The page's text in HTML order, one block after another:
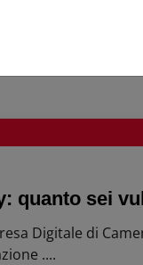
quanto sei
Digitale di
....